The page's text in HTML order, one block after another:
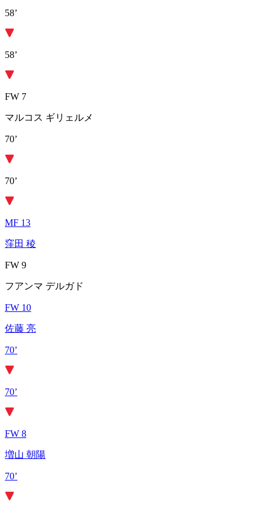
58’
58’
FW 7
マルコス ギリェルメ
70’
70’
MF 13
窪田 稜
FW 9
フアンマ デルガド
FW 10
佐藤 亮
70’
70’
FW 8
増山 朝陽
70’